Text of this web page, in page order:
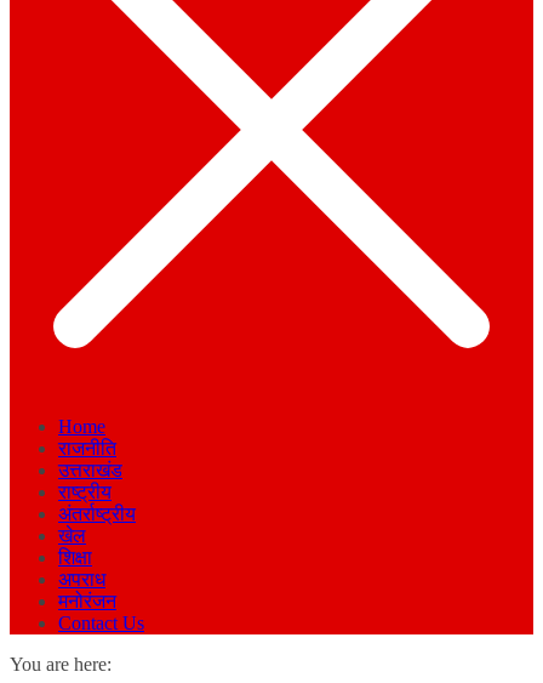
Home
राजनीति
उत्तराखंड
राष्ट्रीय
अंतर्राष्ट्रीय
खेल
शिक्षा
अपराध
मनोरंजन
Contact Us
You are here: